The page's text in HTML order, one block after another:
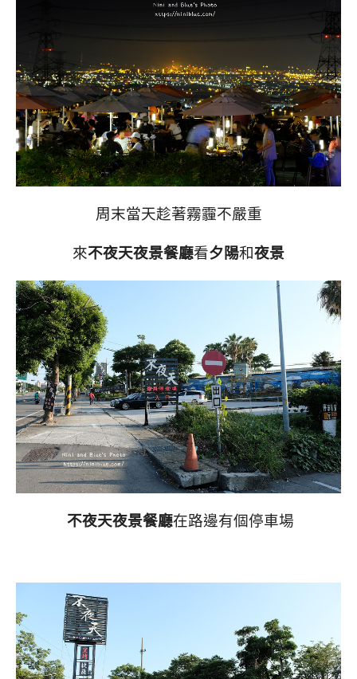
周末當天趁著霧霾不嚴重
來不夜天夜景餐廳看夕陽和夜景
不夜天夜景餐廳在路邊有個停車場